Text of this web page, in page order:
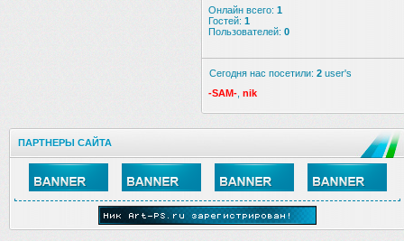
Онлайн всего: 1
Гостей: 1
Пользователей: 0
Сегодня нас посетили: 2 user's
-SAM- nik
ПАРТНЕРЫ САЙТА